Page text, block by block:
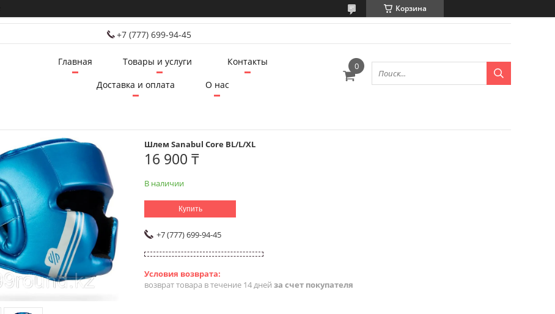
Корзина
+7 (777) 699-94-45
Главная Товары и услуги
Контакты
Доставка и оплата
О нас
Шлем Sanabul Core BL/L/XL
16 900 ₸
В наличии
Купить
+7 (777) 699-94-45
возврат товара в течение 14 дней за счет покупателя